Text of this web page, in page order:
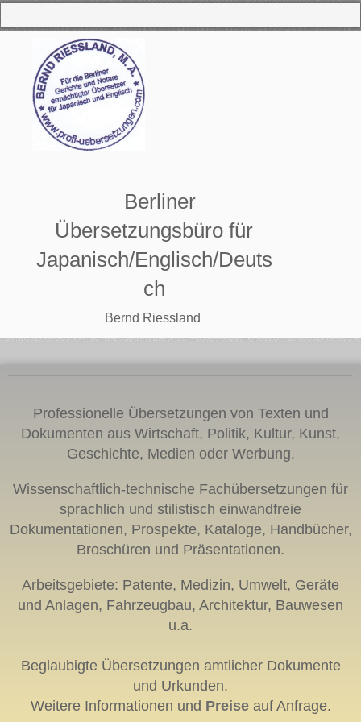
Berliner
Übersetzungsbüro für
Japanisch/Englisch/Deuts
ch
Bernd Riessland
Professionelle Übersetzungen von Texten und
Dokumenten aus Wirtschaft, Politik, Kultur, Kunst,
Geschichte, Medien oder Werbung.
Wissenschaftlich-technische Fachübersetzungen für
sprachlich und stilistisch einwandfreie
Dokumentationen, Prospekte, Kataloge, Handbücher,
Broschüren und Präsentationen.
Arbeitsgebiete: Patente, Medizin, Umwelt, Geräte
und Anlagen, Fahrzeugbau, Architektur, Bauwesen
u.a.
Beglaubigte Übersetzungen amtlicher Dokumente
und Urkunden.
Weitere Informationen und Preiseauf Anfrage.